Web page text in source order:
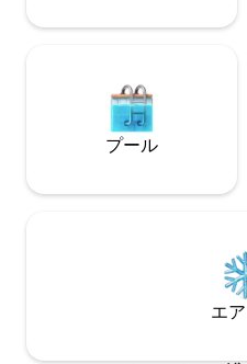
たくさんの駐車場があります。
プール
エ